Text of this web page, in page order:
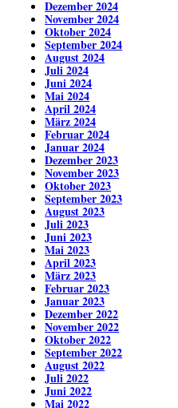
Dezember 2024
November 2024
Oktober 2024
September 2024
August 2024
Juli 2024
Juni 2024
Mai 2024
April 2024
März 2024
Februar 2024
Januar 2024
Dezember 2023
November 2023
Oktober 2023
September 2023
August 2023
Juli 2023
Juni 2023
Mai 2023
April 2023
März 2023
Februar 2023
Januar 2023
Dezember 2022
November 2022
Oktober 2022
September 2022
August 2022
Juli 2022
Juni 2022
Mai 2022